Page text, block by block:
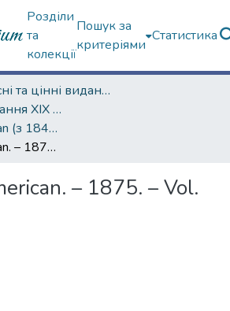
Розділи
та
колекції
Пошук за
критеріями
Статистика
9. Рідкісні та цінні видання
Періодичні видання ХІХ ст.
Scientific American (з 1845 р.)
Scientific American. – 1875. – Vol. 33, № 9
– 1875. – Vol.